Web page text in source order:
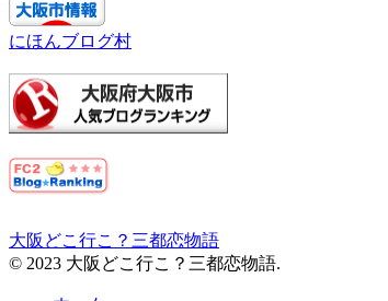
にほんブログ村
大阪どこ行こ？三都恋物語
© 2023 大阪どこ行こ？三都恋物語.